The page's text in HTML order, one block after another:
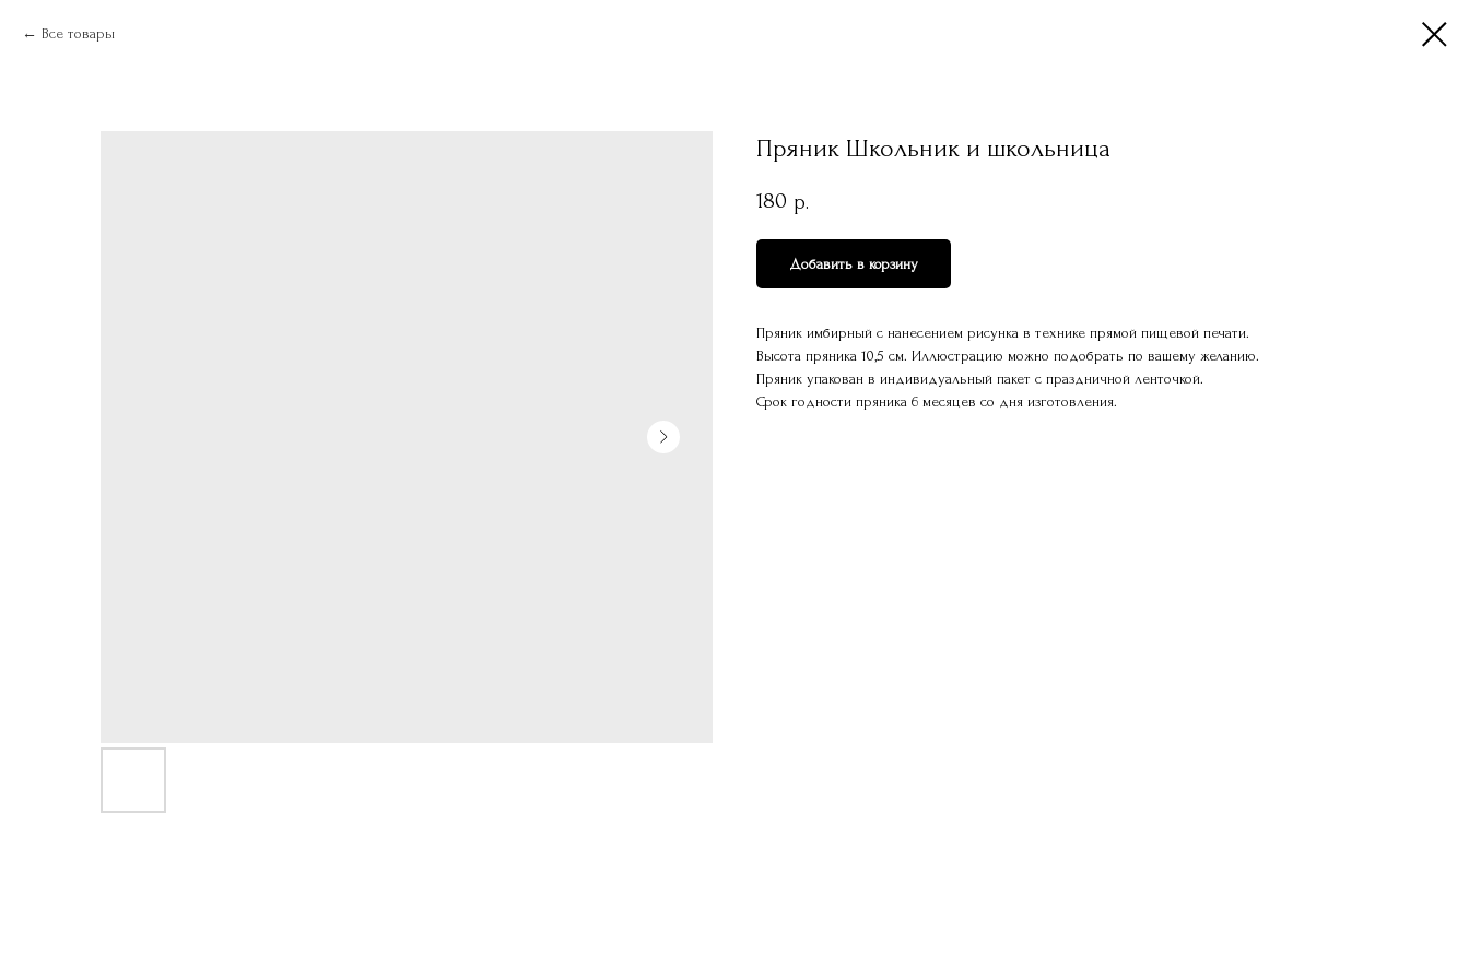
Все товары
Пряник Школьник и школьница
180 р.
Добавить в корзину
Пряник имбирный с нанесением рисунка в технике прямой пищевой печати.
Высота пряника 10,5 см. Иллюстрацию можно подобрать по вашему желанию.
Пряник упакован в индивидуальный пакет с праздничной ленточкой.
Срок годности пряника 6 месяцев со дня изготовления.